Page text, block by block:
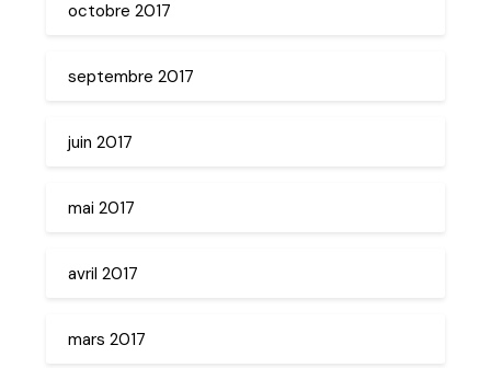
octobre 2017
septembre 2017
juin 2017
mai 2017
avril 2017
mars 2017